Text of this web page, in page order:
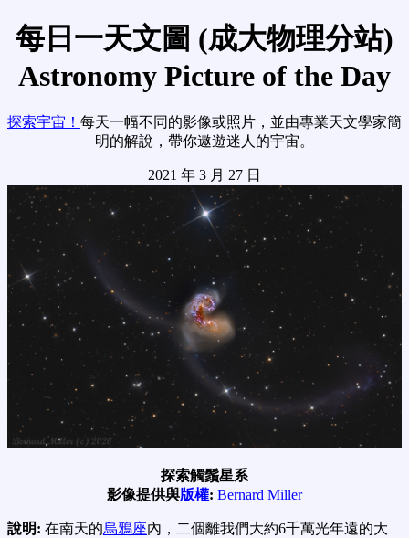
每日一天文圖 (成大物理分站)
Astronomy Picture of the Day
探索宇宙！ 每天一幅不同的影像或照片，並由專業天文學家簡
明的解說，帶你遨遊迷人的宇宙。
2021 年 3 月 27 日
探索觸鬚星系
影像提供與版權: Bernard Miller
說明: 在南天的烏鴉座內，二個離我們大約6千萬光年遠的大